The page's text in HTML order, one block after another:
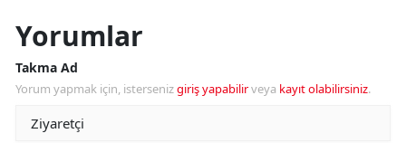
Yorumlar
Takma Ad
Yorum yapmak için, istersenizgiriş yapabilirveya kayıt olabilirsiniz.